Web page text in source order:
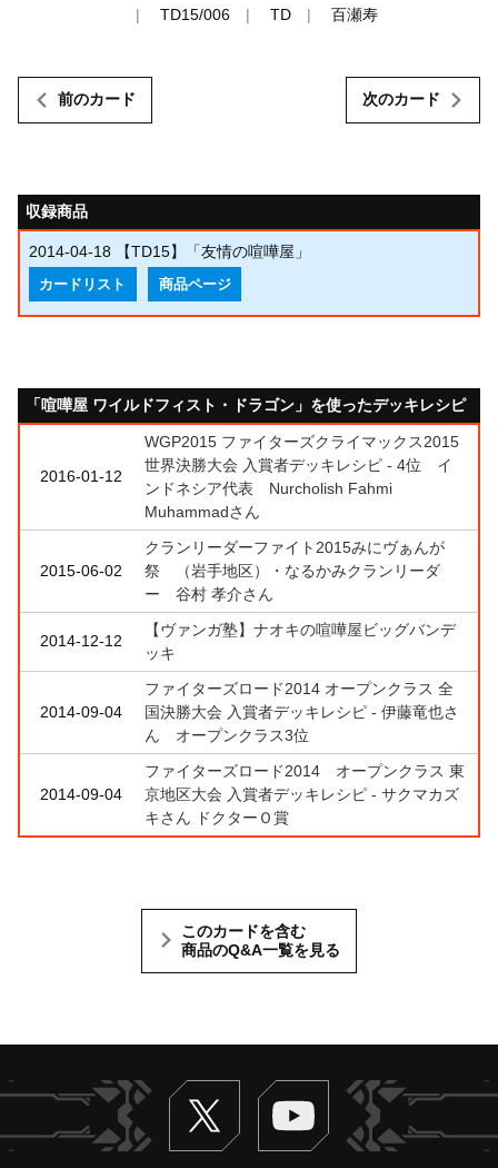
TD15/006 TD 百瀬寿
前のカード 次のカード
収録商品
2014-04-18 【TD15】「友情の喧嘩屋」
カードリスト 商品ページ
「喧嘩屋 ワイルドフィスト・ドラゴン」を使ったデッキレシピ
2016-01-12
WGP2015 ファイターズクライマックス2015
世界決勝大会 入賞者デッキレシピ - 4位 イ
ンドネシア代表 Nurcholish Fahmi
Muhammadさん
2015-06-02
クランリーダーファイト2015みにヴぁんが
祭 （岩手地区）・なるかみクランリーダ
ー 谷村 孝介さん
2014-12-12
【ヴァンガ塾】ナオキの喧嘩屋ビッグバンデ
ッキ
2014-09-04
ファイターズロード2014 オープンクラス 全
国決勝大会 入賞者デッキレシピ - 伊藤竜也さ
ん オープンクラス3位
2014-09-04
ファイターズロード2014 オープンクラス 東
京地区大会 入賞者デッキレシピ - サクマカズ
キさん ドクターＯ賞
このカードを含む
商品のQ&A一覧を見る
Twitter ヴァンガードch